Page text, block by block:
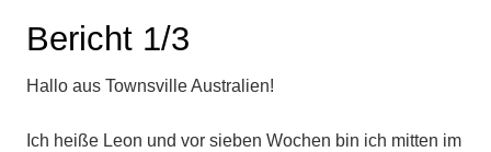
Bericht 1/3
Hallo aus Townsville Australien!
Ich heiße Leon und vor sieben Wochen bin ich mitten im